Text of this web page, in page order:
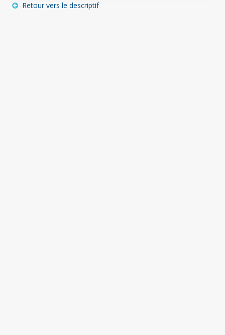
Retour vers le descriptif